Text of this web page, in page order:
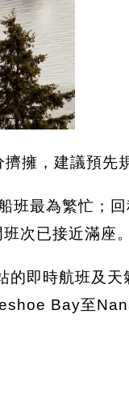
擁，建議預先
最為繁忙；
次已接近滿座。
即時航班及
Bay至